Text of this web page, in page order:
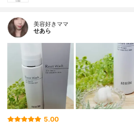
美容好きママ
せあら
5.00